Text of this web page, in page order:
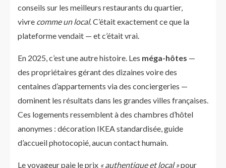
conseils sur les meilleurs restaurants du quartier,
vivre comme un local. C’était exactement ce que la
plateforme vendait — et c’était vrai.
En 2025, c’est une autre histoire. Les méga-hôtes —
des propriétaires gérant des dizaines voire des
centaines d’appartements via des conciergeries —
dominent les résultats dans les grandes villes françaises.
Ces logements ressemblent à des chambres d’hôtel
anonymes : décoration IKEA standardisée, guide
d’accueil photocopié, aucun contact humain.
Le voyageur paie le prix « authentique et local »pour